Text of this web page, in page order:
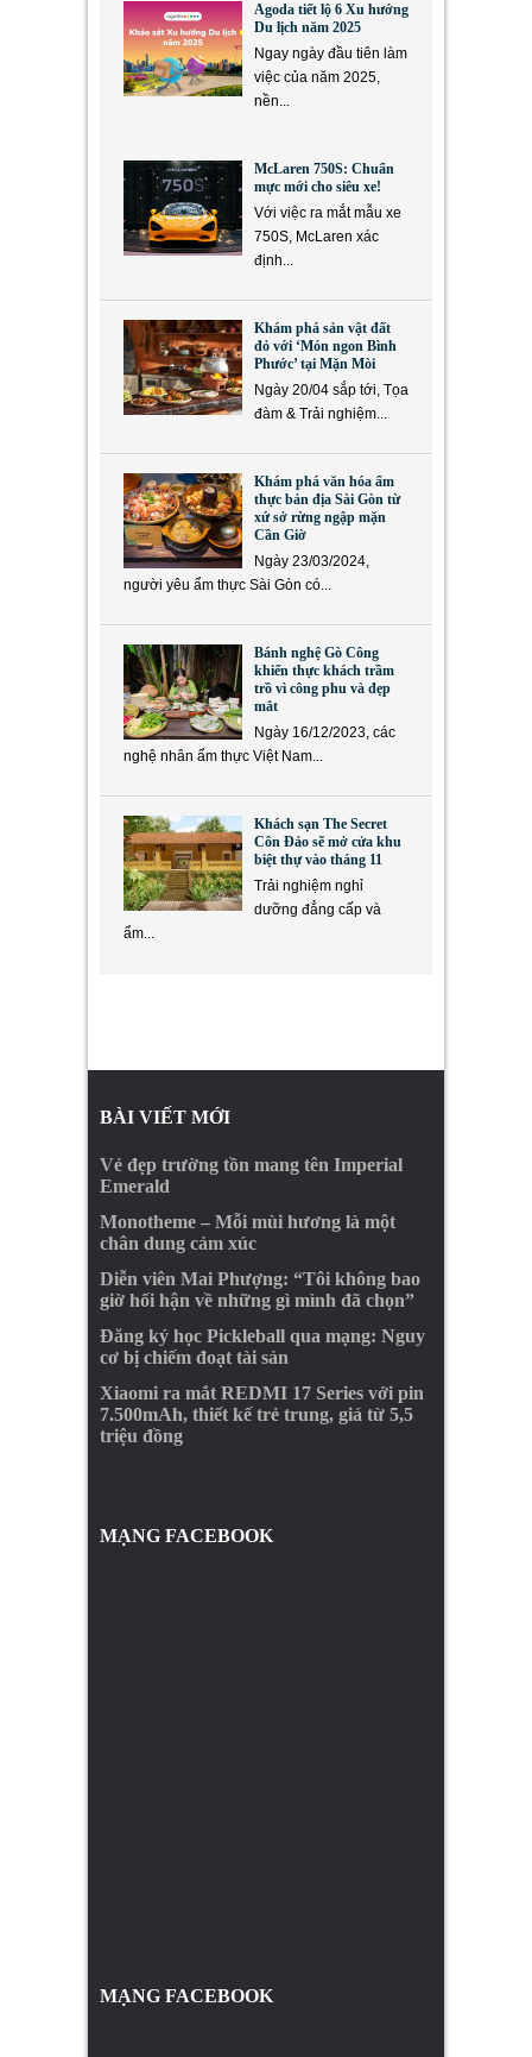
Agoda tiết lộ 6 Xu hướng
Du lịch năm 2025
Ngay ngày đầu tiên làm
việc của năm 2025,
nền...
McLaren 750S: Chuẩn
mực mới cho siêu xe!
Với việc ra mắt mẫu xe
750S, McLaren xác
định...
Khám phá sản vật đất
đỏ với ‘Món ngon Bình
Phước’ tại Mặn Mòi
Ngày 20/04 sắp tới, Tọa
đàm & Trải nghiệm...
Khám phá văn hóa ẩm
thực bản địa Sài Gòn từ
xứ sở rừng ngập mặn
Cần Giờ
Ngày 23/03/2024,
người yêu ẩm thực Sài Gòn có...
Bánh nghệ Gò Công
khiến thực khách trầm
trồ vì công phu và đẹp
mắt
Ngày 16/12/2023, các
nghệ nhân ẩm thực Việt Nam...
Khách sạn The Secret
Côn Đảo sẽ mở cửa khu
biệt thự vào tháng 11
Trải nghiệm nghỉ
dưỡng đẳng cấp và
ẩm...
BÀI VIẾT MỚI
Vẻ đẹp trường tồn mang tên Imperial
Emerald
Monotheme – Mỗi mùi hương là một
chân dung cảm xúc
Diễn viên Mai Phượng: “Tôi không bao
giờ hối hận về những gì mình đã chọn”
Đăng ký học Pickleball qua mạng: Nguy
cơ bị chiếm đoạt tài sản
Xiaomi ra mắt REDMI 17 Series với pin
7.500mAh, thiết kế trẻ trung, giá từ 5,5
triệu đồng
MẠNG FACEBOOK
MẠNG FACEBOOK